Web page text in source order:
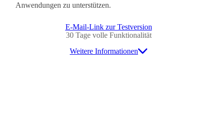
Anwendungen zu unterstützen.
E-Mail-Link zur Testversion
30 Tage volle Funktionalität
Weitere Informationen